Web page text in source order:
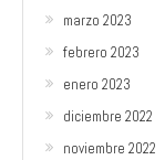
marzo 2023
febrero 2023
enero 2023
diciembre 2022
noviembre 2022